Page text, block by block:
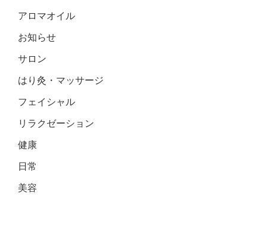
アロマオイル
お知らせ
サロン
はり灸・マッサージ
フェイシャル
リラクゼーション
健康
日常
美容